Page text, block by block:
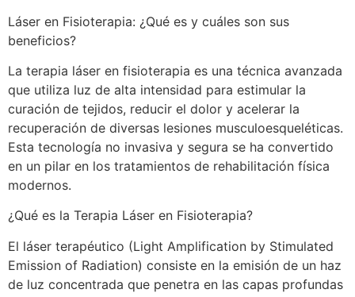
Láser en Fisioterapia: ¿Qué es y cuáles son sus
beneficios?
La terapia láser en fisioterapia es una técnica avanzada
que utiliza luz de alta intensidad para estimular la
curación de tejidos, reducir el dolor y acelerar la
recuperación de diversas lesiones musculoesqueléticas.
Esta tecnología no invasiva y segura se ha convertido
en un pilar en los tratamientos de rehabilitación física
modernos.
¿Qué es la Terapia Láser en Fisioterapia?
El láser terapéutico (Light Amplification by Stimulated
Emission of Radiation) consiste en la emisión de un haz
de luz concentrada que penetra en las capas profundas